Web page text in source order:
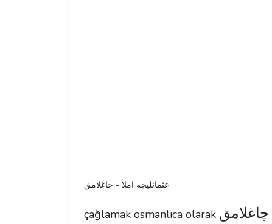
عثمانليجه املا - چاغلامق
çağlamak osmanlıca olarak چاغلامق